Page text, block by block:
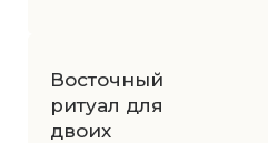
Восточный
ритуал для
двоих